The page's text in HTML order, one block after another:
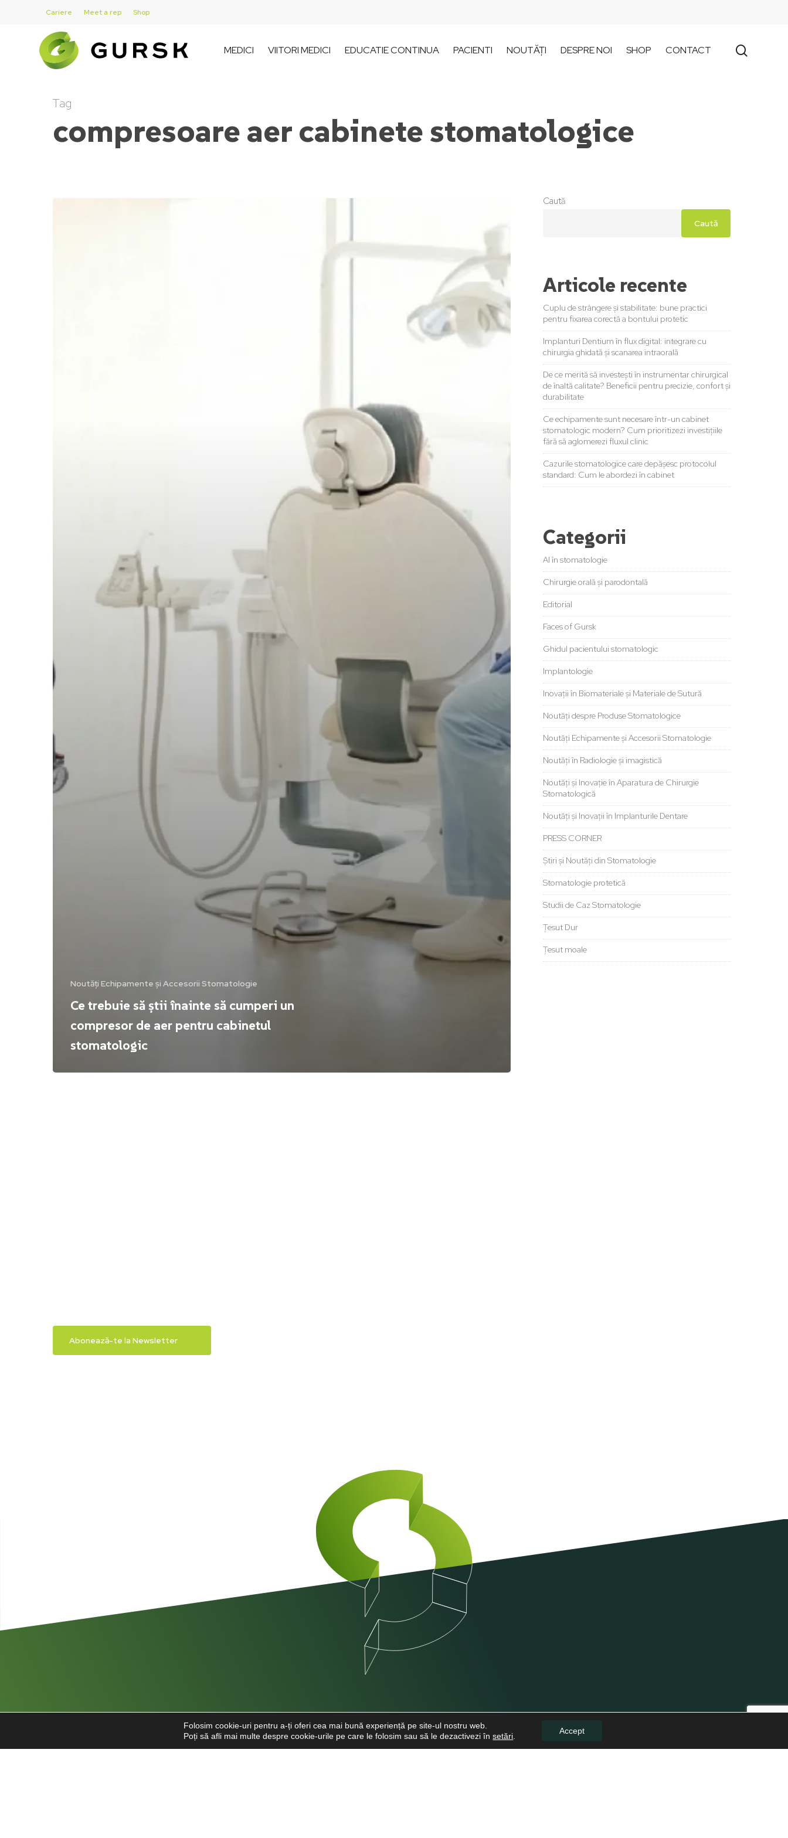
Cariere Meet a rep Shop
MEDICI VIITORI MEDICI EDUCATIE CONTINUA PACIENTI NOUTĂȚI DESPRE NOI SHOP CONTACT
Tag
compresoare aer cabinete stomatologice
Noutăți Echipamente și Accesorii Stomatologie
Ce trebuie să știi înainte să cumperi un
compresor de aer pentru cabinetul
stomatologic
Caută
Caută
Articole recente
Cuplu de strângere și stabilitate: bune practici
pentru fixarea corectă a bontului protetic
Implanturi Dentium în flux digital: integrare cu
chirurgia ghidată și scanarea intraorală
De ce merită să investești în instrumentar chirurgical
de înaltă calitate? Beneficii pentru precizie, confort și
durabilitate
Ce echipamente sunt necesare într-un cabinet
stomatologic modern? Cum prioritizezi investițiile
fără să aglomerezi fluxul clinic
Cazurile stomatologice care depășesc protocolul
standard: Cum le abordezi în cabinet
Categorii
AI în stomatologie
Chirurgie orală și parodontală
Editorial
Faces of Gursk
Ghidul pacientului stomatologic
Implantologie
Inovații în Biomateriale și Materiale de Sutură
Noutăți despre Produse Stomatologice
Noutăți Echipamente și Accesorii Stomatologie
Noutăți în Radiologie și imagistică
Noutăți și Inovație în Aparatura de Chirurgie
Stomatologică
Noutăți și Inovații în Implanturile Dentare
PRESS CORNER
Știri și Noutăți din Stomatologie
Stomatologie protetică
Studii de Caz Stomatologie
Țesut Dur
Țesut moale
Abonează-te la Newsletter
Folosim cookie-uri pentru a-ți oferi cea mai bună experiență pe site-ul nostru web.
Poți să afli mai multe despre cookie-urile pe care le folosim sau să le dezactivezi însetări
Accept